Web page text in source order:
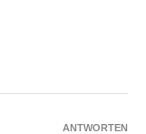
ANTWORTEN